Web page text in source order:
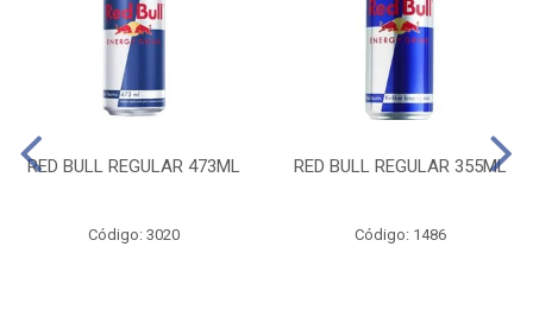
RED BULL REGULAR 473ML
Código: 3020
RED BULL REGULAR 355ML
Código: 1486